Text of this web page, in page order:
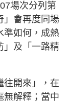
場次分列第
」會再度同場
準如何，成熱
」及「一路精
往開來」，在
無解釋；當中